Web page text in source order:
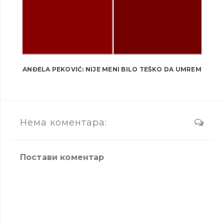
ANĐELA PEKOVIĆ: NIJE MENI BILO TEŠKO DA UMREM
Нема коментара:
Постави коментар